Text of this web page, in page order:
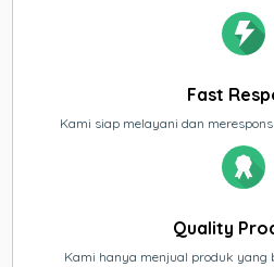
Fast
Kami siap melayani dan
Quality
Kami hanya menjual produk yang